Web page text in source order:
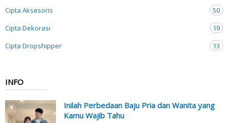
Cipta Aksesoris
50
Cipta Dekorasi
19
Cipta Dropshipper
13
INFO
Inilah Perbedaan Baju Pria dan Wanita yang
Kamu Wajib Tahu